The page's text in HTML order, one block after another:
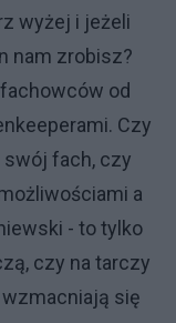
wyżej i jeżeli
nam zrobisz?
od
Czy
fach, czy
a
- to tylko
czy na tarczy
wzmacniają się